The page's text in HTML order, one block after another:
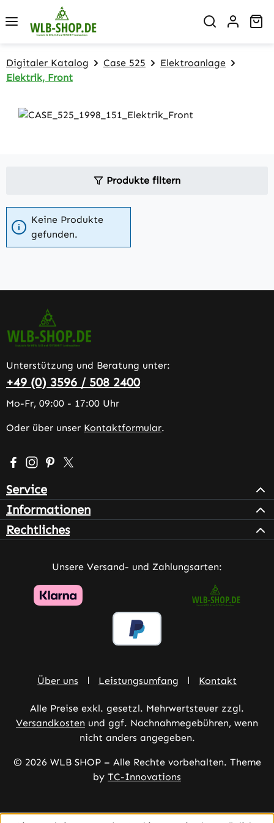
Zum Hauptinhalt springen
Digitaler Katalog Case 525
Elektroanlage
Elektrik, Front
Produkte filtern
Keine Produkte
gefunden.
Unterstützung und Beratung unter:
+49 (0) 3596 / 508 2400
Mo-Fr, 09:00 - 17:00 Uhr
Oder über unser Kontaktformular.
Besuche uns auf Facebook – öffnet in neuem Tab
Schau auf Instagram vorbei – öffnet in neuem Tab
Lass dich auf Pinterest inspirieren – öffnet in
Folge uns auf X – öffnet in neuem Tab
Service
Informationen
Rechtliches
Unsere Versand- und Zahlungsarten:
Über uns Leistungsumfang Kontakt
Alle Preise exkl. gesetzl. Mehrwertsteuer zzgl.
Versandkosten und ggf. Nachnahmegebühren, wenn
nicht anders angegeben.
© 2026 WLB SHOP – Alle Rechte vorbehalten. Theme
by TC-Innovations